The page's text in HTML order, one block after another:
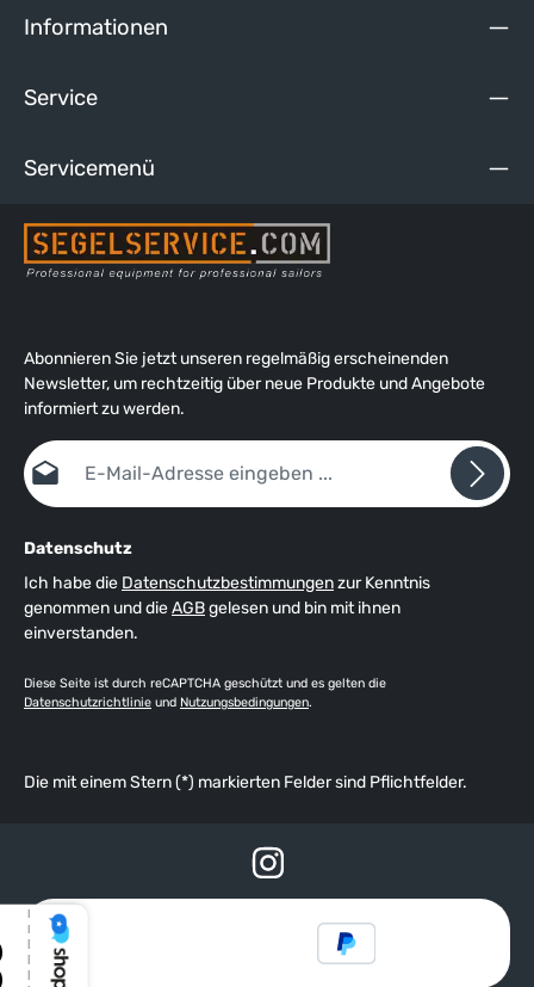
Informationen
Service
Servicemenü
Abonnieren Sie jetzt unseren regelmäßig erscheinenden
Newsletter, um rechtzeitig über neue Produkte und Angebote
informiert zu werden.
E-Mail-Adresse*
Datenschutz
Ich habe die Datenschutzbestimmungenzur Kenntnis
genommen und dieAGBgelesen und bin mit ihnen
einverstanden.
Diese Seite ist durch reCAPTCHA geschützt und es gelten die
Datenschutzrichtlinie und Nutzungsbedingungen.
Die mit einem Stern (*) markierten Felder sind Pflichtfelder.